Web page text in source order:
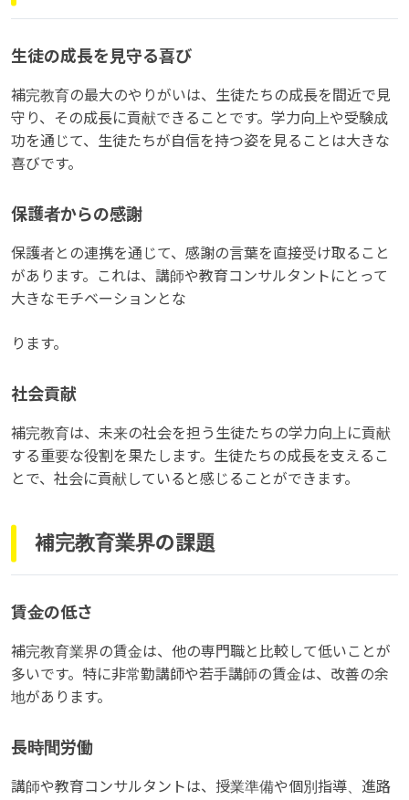
生徒の成長を見守る喜び
補完教育の最大のやりがいは、生徒たちの成長を間近で見
守り、その成長に貢献できることです。学力向上や受験成
功を通じて、生徒たちが自信を持つ姿を見ることは大きな
喜びです。
保護者からの感謝
保護者との連携を通じて、感謝の言葉を直接受け取ること
があります。これは、講師や教育コンサルタントにとって
大きなモチベーションとな
ります。
社会貢献
補完教育は、未来の社会を担う生徒たちの学力向上に貢献
する重要な役割を果たします。生徒たちの成長を支えるこ
とで、社会に貢献していると感じることができます。
補完教育業界の課題
賃金の低さ
補完教育業界の賃金は、他の専門職と比較して低いことが
多いです。特に非常勤講師や若手講師の賃金は、改善の余
地があります。
長時間労働
講師や教育コンサルタントは、授業準備や個別指導、進路